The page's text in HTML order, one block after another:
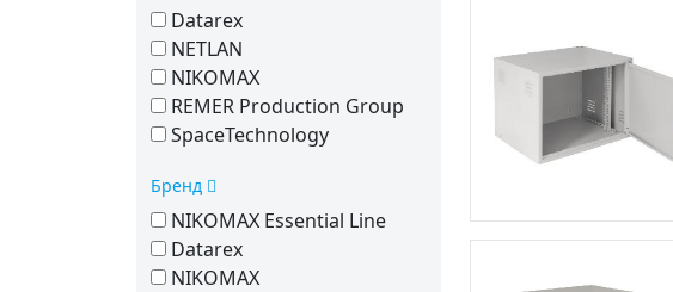
Datarex
NETLAN
NIKOMAX
REMER Production Group
SpaceTechnology
Бренд
NIKOMAX Essential Line
Datarex
NIKOMAX